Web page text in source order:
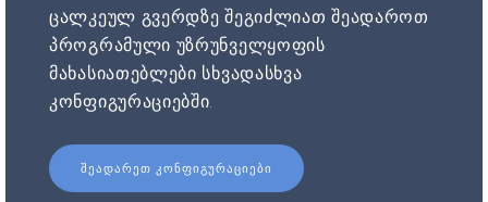
ცალკეულ გვერდზე შეგიძლიათ შეადაროთ
პროგრამული უზრუნველყოფის
მახასიათებლები სხვადასხვა
კონფიგურაციებში.
ᲨᲔᲐᲓᲐᲠᲔᲗ ᲙᲝᲜᲤᲘᲒᲣᲠᲐᲪᲘᲔᲑᲘ